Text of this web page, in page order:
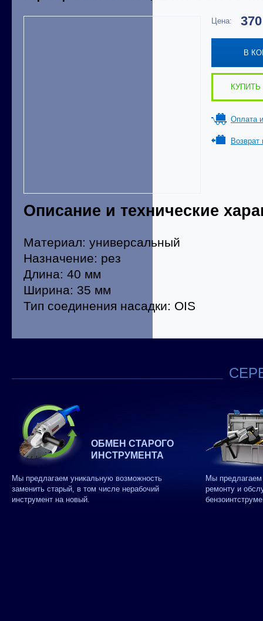
Цена:
В
КУПИТЬ
Оплата
Возврат
Описание и технические
Материал: универсальный
Назначение: рез
Длина: 40 мм
Ширина: 35 мм
Тип соединения насадки: OIS
ОБМЕН СТАРОГО
ИНСТРУМЕНТА
Мы предлагаем уникальную возможность
заменить старый, в том числе нерабочий
инструмент на новый.
Мы
ремонту и